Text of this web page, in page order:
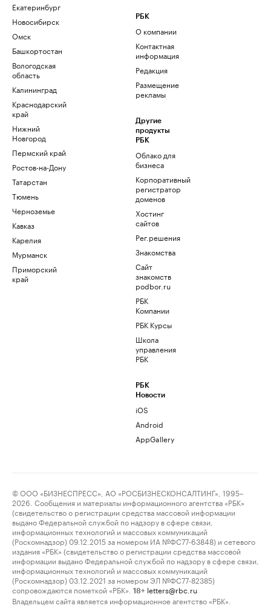
Екатеринбург
Новосибирск
Омск
Башкортостан
Вологодская
область
Калининград
Краснодарский
край
Нижний
Новгород
Пермский край
Ростов-на-Дону
Татарстан
Тюмень
Черноземье
Кавказ
Карелия
Мурманск
Приморский
край
РБК
О компании
Контактная
информация
Редакция
Размещение
рекламы
Другие
продукты
РБК
Облако для
бизнеса
Корпоративный
регистратор
доменов
Хостинг
сайтов
Рег.решения
Знакомства
Сайт
знакомств
podbor.ru
РБК
Компании
РБК Курсы
Школа
управления
РБК
РБК
Новости
iOS
Android
AppGallery
© ООО «БИЗНЕСПРЕСС», АО «РОСБИЗНЕСКОНСАЛТИНГ», 1995–
2026. Сообщения и материалы информационного агентства «РБК»
(свидетельство о регистрации средства массовой информации
выдано Федеральной службой по надзору в сфере связи,
информационных технологий и массовых коммуникаций
(Роскомнадзор) 09.12.2015 за номером ИА №ФС77-63848) и сетевого
издания «РБК» (свидетельство о регистрации средства массовой
информации выдано Федеральной службой по надзору в сфере связи,
информационных технологий и массовых коммуникаций
(Роскомнадзор) 03.12.2021 за номером ЭЛ №ФС77-82385)
сопровождаются пометкой «РБК».
18+ letters@rbc.ru
Владельцем сайта является информационное агентство «РБК».